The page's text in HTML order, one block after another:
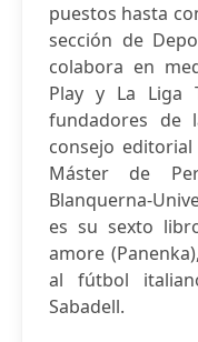
puestos hasta
sección de
colabora en
Play y La Liga
fundadores de
consejo
Máster de
Blanquerna-
es su sexto
amore
al fútbol
Sabadell.